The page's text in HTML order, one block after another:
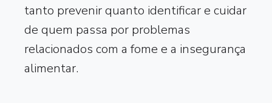
tanto prevenir quanto identificar e cuidar
de quem passa por problemas
relacionados com a fome e a insegurança
alimentar.